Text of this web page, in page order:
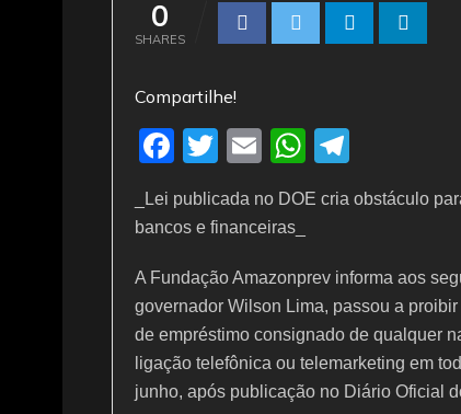
0
SHARES
Compartilhe!
F
a
c
b
o
o
k
T
w
itt
E
m
ai
W
h
at
A
p
p
el
e
a
m
_Lei publicada no DOE cria obstáculo
bancos e financeiras_
A Fundação Amazonprev informa aos
governador Wilson Lima, passou a
de empréstimo consignado de qualquer
ligação telefônica ou telemarketing em
junho, após publicação no Diário Oficial